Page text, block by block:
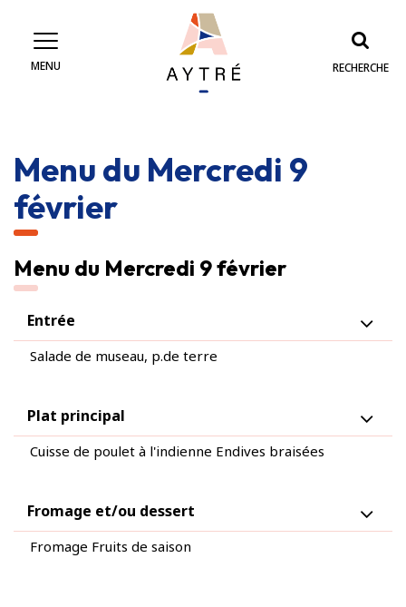
MENU RECHERCHE
Menu du Mercredi 9
février
Menu du Mercredi 9 février
Entrée
Salade de museau, p.de terre
Plat principal
Cuisse de poulet à l'indienne Endives braisées
Fromage et/ou dessert
Fromage Fruits de saison